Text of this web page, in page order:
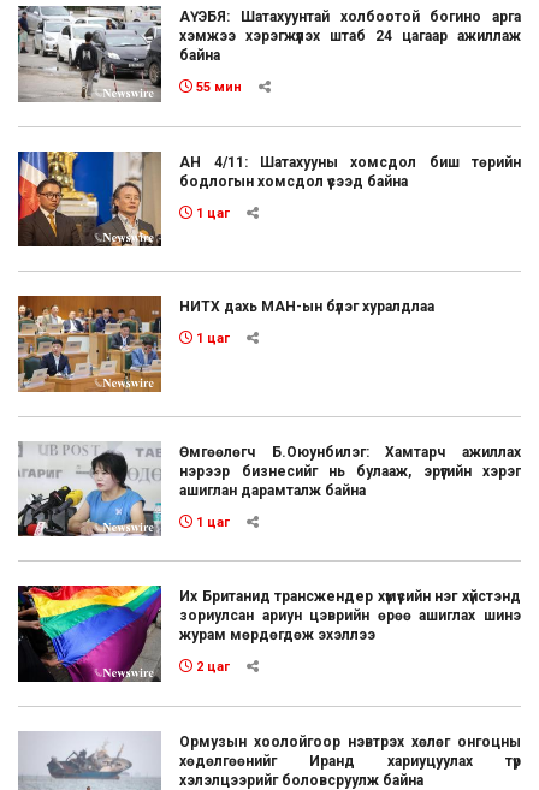
АҮЭБЯ: Шатахуунтай холбоотой богино арга
хэмжээ хэрэгжүүлэх штаб 24 цагаар ажиллаж
байна
55 мин
АН 4/11: Шатахууны хомсдол биш төрийн
бодлогын хомсдол үүсээд байна
1 цаг
НИТХ дахь МАН-ын бүлэг хуралдлаа
1 цаг
Өмгөөлөгч Б.Оюунбилэг: Хамтарч ажиллах
нэрээр бизнесийг нь булааж, эрүүгийн хэрэг
ашиглан дарамталж байна
1 цаг
Их Британид трансжендер хүмүүсийн нэг хүйстэнд
зориулсан ариун цэврийн өрөө ашиглах шинэ
журам мөрдөгдөж эхэллээ
2 цаг
Ормузын хоолойгоор нэвтрэх хөлөг онгоцны
хөдөлгөөнийг Иранд хариуцуулах түр
хэлэлцээрийг боловсруулж байна